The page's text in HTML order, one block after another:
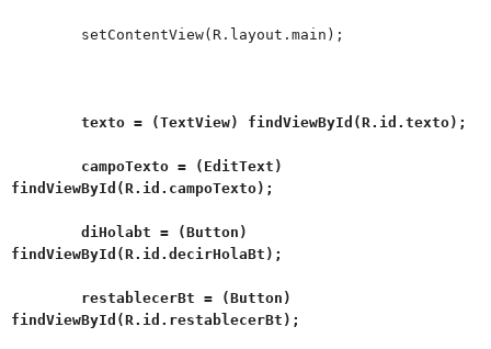
setContentView(R.layout.main);
texto = (TextView) findViewById(R.id.texto);
campoTexto = (EditText)
findViewById(R.id.campoTexto);
diHolabt = (Button)
findViewById(R.id.decirHolaBt);
restablecerBt = (Button)
findViewById(R.id.restablecerBt);